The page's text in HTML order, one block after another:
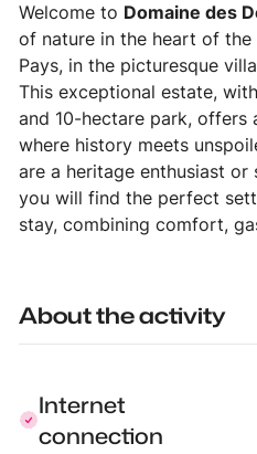
Welcome to Domaine des
of nature in the heart of
Pays, in the picturesque
This exceptional estate,
and 10-hectare park, offers
where history meets
are a heritage enthusiast
you will find the perfect
stay, combining comfort,
About the activity
Internet
connection